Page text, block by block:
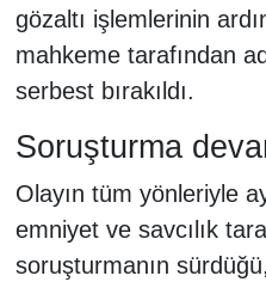
gözaltı işlemlerinin
mahkeme tarafından
serbest bırakıldı.
Soruşturma
Olayın tüm yönleriyle
emniyet ve savcılık
soruşturmanın